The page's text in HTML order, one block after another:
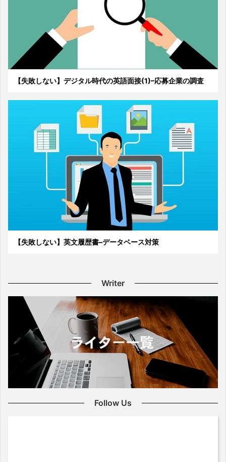
【失敗しない】デジタル時代の英語面接(1)–応募企業の調査
【失敗しない】英文履歴書–データベース対策
Writer
Follow Us